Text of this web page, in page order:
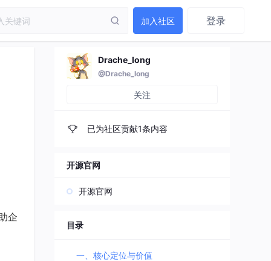
加入社区 登录
企
Drache_long
@Drache_long
关注
已为社区贡献1条内容
开源官网
开源官网
目录
一、核心定位与价值